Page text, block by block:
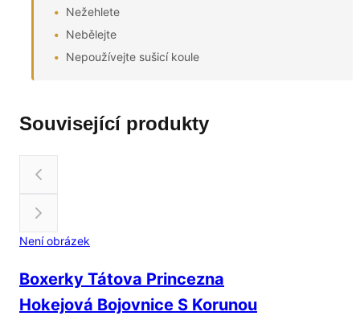
Nežehlete
Nebělejte
Nepoužívejte sušicí koule
Související produkty
Není obrázek
Boxerky Tátova Princezna
Hokejová Bojovnice S Korunou